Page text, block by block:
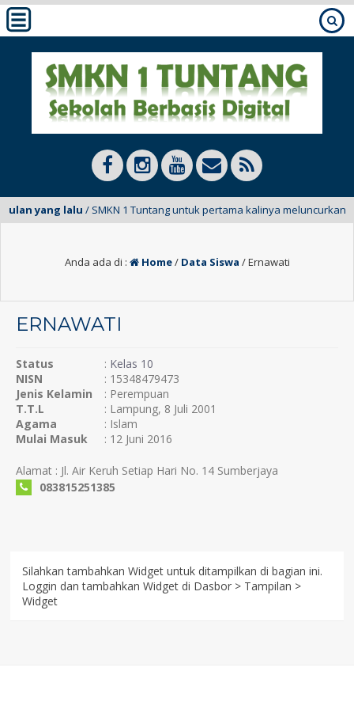
yang lalu/ SMKN 1 Tuntang untuk pertama kalinya meluncurkan
Anda ada di : Home/ Data Siswa /Ernawati
ERNAWATI
Status : Kelas 10
NISN
: 15348479473
Jenis Kelamin
: Perempuan
T.T.L
: Lampung, 8 Juli 2001
Agama
: Islam
Mulai Masuk
: 12 Juni 2016
Alamat : Jl. Air Keruh Setiap Hari No. 14 Sumberjaya
083815251385
Silahkan tambahkan Widget untuk ditampilkan di bagian ini.
Loggin dan tambahkan Widget di Dasbor > Tampilan >
Widget